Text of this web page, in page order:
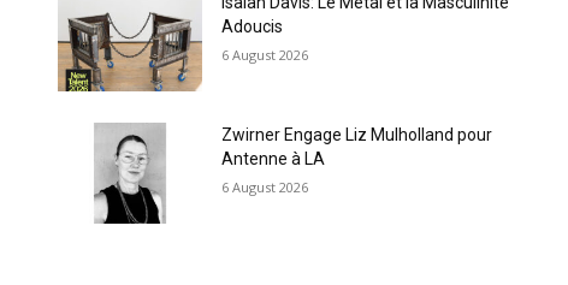
Adoucis
6 August 2026
Zwirner Engage Liz Mulholland pour
Antenne à LA
6 August 2026